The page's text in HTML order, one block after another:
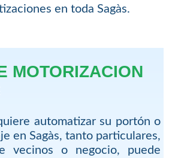
en toda Sagàs.
MOTORIZACION
automatizar su portón o
en Sagàs, tanto particulares,
vecinos o negocio, puede